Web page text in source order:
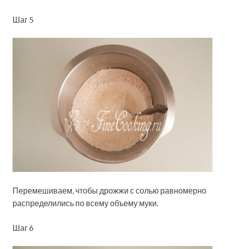
Шаг 5
Перемешиваем, чтобы дрожжи с солью равномерно
распределились по всему объему муки.
Шаг 6